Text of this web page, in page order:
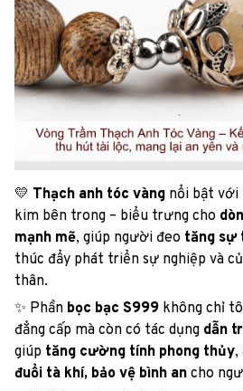
💛 Thạch anh tóc vàng nổi bật với
kim bên trong – biểu trưng cho
mạnh mẽ, giúp người đeo tăng sự
thúc đẩy phát triển sự nghiệp và
thân.
✨ Phần bọc bạc S999 không chỉ
đẳng cấp mà còn có tác dụng dẫn
giúp tăng cường tính phong thủy,
đuổi tà khí, bảo vệ bình an cho